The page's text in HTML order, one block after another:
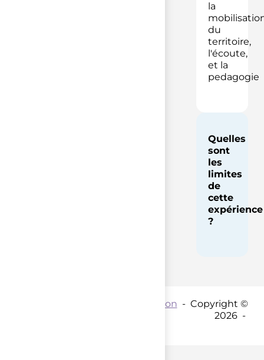
la
du
territoire,
l'écoute,
et la
pedagogie
Quelles
sont
les
limites
de
cette
expérience
?
Coordination - Copyright ©
2026 -